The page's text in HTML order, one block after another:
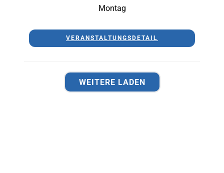
Montag
VERANSTALTUNGSDETAIL
WEITERE LADEN